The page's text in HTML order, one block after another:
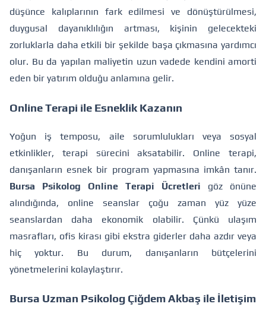
düşünce kalıplarının fark edilmesi ve dönüştürülmesi,
duygusal dayanıklılığın artması, kişinin gelecekteki
zorluklarla daha etkili bir şekilde başa çıkmasına yardımcı
olur. Bu da yapılan maliyetin uzun vadede kendini amorti
eden bir yatırım olduğu anlamına gelir.
Online Terapi ile Esneklik Kazanın
Yoğun iş temposu, aile sorumlulukları veya sosyal
etkinlikler, terapi sürecini aksatabilir. Online terapi,
danışanların esnek bir program yapmasına imkân tanır.
Bursa Psikolog Online Terapi Ücretleri göz önüne
alındığında, online seanslar çoğu zaman yüz yüze
seanslardan daha ekonomik olabilir. Çünkü ulaşım
masrafları, ofis kirası gibi ekstra giderler daha azdır veya
hiç yoktur. Bu durum, danışanların bütçelerini
yönetmelerini kolaylaştırır.
Bursa Uzman Psikolog Çiğdem Akbaş ile İletişim